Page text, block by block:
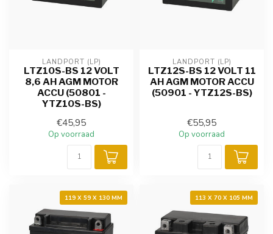
LANDPORT (LP)
LTZ10S-BS 12 VOLT
8,6 AH AGM MOTOR
ACCU (50801 -
YTZ10S-BS)
€45,95
Op voorraad
LANDPORT (LP)
LTZ12S-BS 12 VOLT 11
AH AGM MOTOR ACCU
(50901 - YTZ12S-BS)
€55,95
Op voorraad
119 X 59 X 130 MM 113 X 70 X 105 MM